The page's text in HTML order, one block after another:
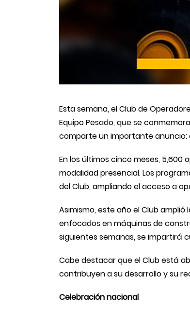
Esta semana, el Club de
Equipo Pesado, que se
comparte un importante anuncio:
En los últimos cinco meses,
modalidad presencial. Los
del Club, ampliando el acceso a
Asimismo, este año el Club
enfocados en máquinas de
siguientes semanas, se impartirá
Cabe destacar que el Club está
contribuyen a su desarrollo y su
Celebración nacional